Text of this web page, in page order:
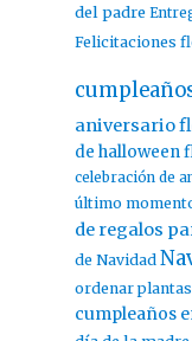
del padre
Felicitaciones
aniversario
de halloween
celebración de
último
de regalos
de Navidad
ordenar
cumpleaños